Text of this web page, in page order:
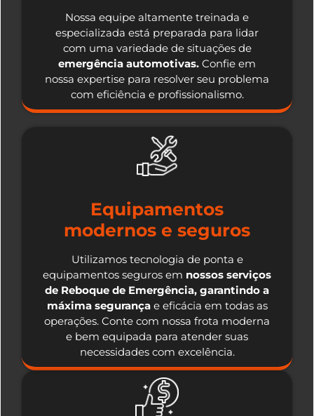
Nossa equipe altamente treinada e
especializada está preparada para lidar
com uma variedade de situações de
emergência automotivas. Confie em
nossa expertise para resolver seu problema
com eficiência e profissionalismo.
Equipamentos
modernos e seguros
Utilizamos tecnologia de ponta e
equipamentos seguros em nossos serviços
de Reboque de Emergência, garantindo a
máxima segurançae eficácia em todas as
operações. Conte com nossa frota moderna
e bem equipada para atender suas
necessidades com excelência.